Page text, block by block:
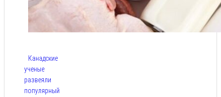
Канадские
ученые
развеяли
популярный